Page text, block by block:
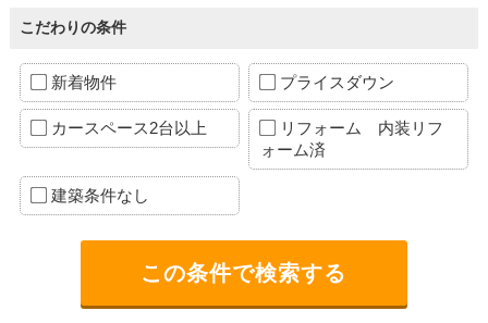
こだわりの条件
新着物件 プライスダウン
カースペース2台以上
リフォーム 内装リフ
ォーム済
建築条件なし